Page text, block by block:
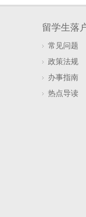
世界排
在51
留学
留学
料1、
留学生落
常见问题
政策法规
办事指南
热点导读